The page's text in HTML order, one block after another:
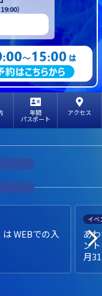
）
年間
パスポート
アクセス
WEBでの入
イベ
あ
ン
月